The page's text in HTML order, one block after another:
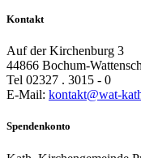
Kontakt
Auf der Kirchenburg 3
44866 Bochum-
Tel 02327 . 3015 - 0
E-Mail: kontakt@wat-
Spendenkonto